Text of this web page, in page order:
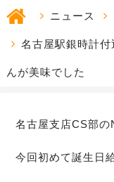
ニュース
名古屋駅銀時計
んが美味でした
名古屋支店CS部の
今回初めて誕生日